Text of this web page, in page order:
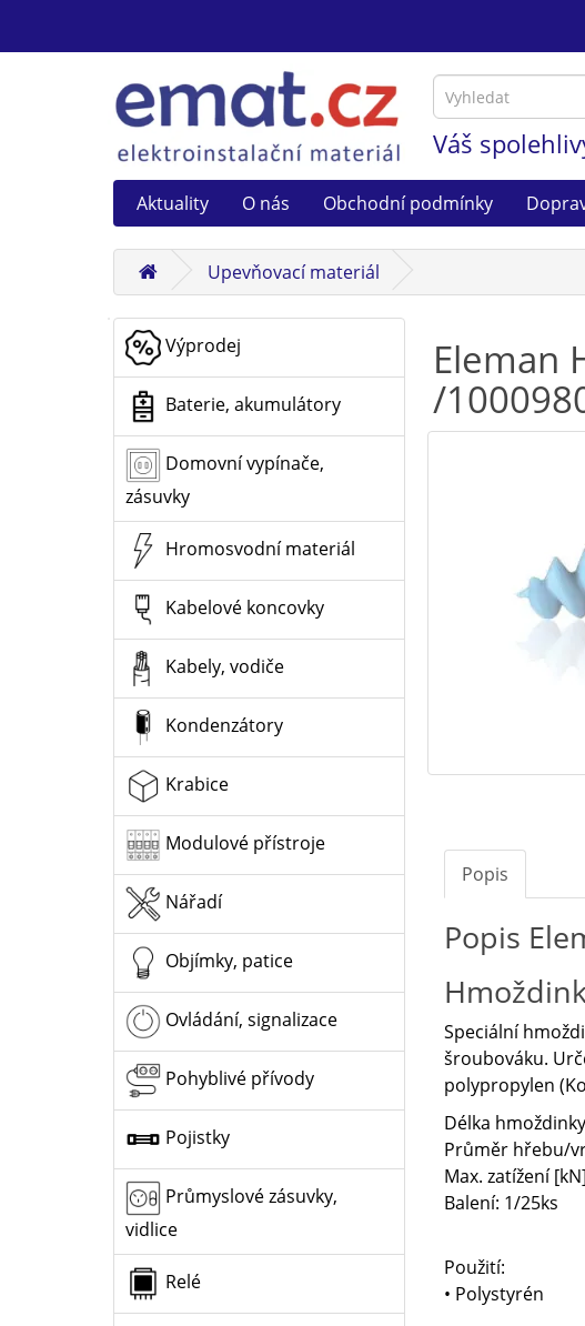
Váš
Aktuality O nás Obchodní podmínky
Upevňovací materiál
Výprodej
Baterie, akumulátory
Domovní vypínače,
zásuvky
Hromosvodní materiál
Kabelové koncovky
Kabely, vodiče
Kondenzátory
Krabice
Modulové přístroje
Nářadí
Objímky, patice
Ovládání, signalizace
Pohyblivé přívody
Pojistky
Průmyslové zásuvky,
vidlice
Relé
Eleman
/
Popis
Popis
Speciální
šroubováku.
polypropylen
Délka
Průměr hřebu/
Max. zatížení [kN]
Balení: 1/25ks
Použití:
• Polystyrén